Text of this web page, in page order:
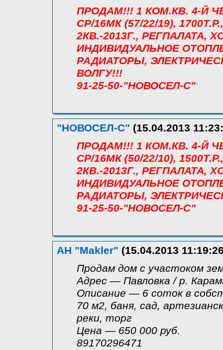
ПРОДАМ!!! 1 КОМ.КВ. 4-Й
СР/16МК (57/22/19),
2КВ.-2013Г., РЕГПАЛАТА,
ИНДИВИДУАЛЬНОЕ
РАДИАТОРЫ,
ВОЛГУ!!!
91-25-50-"НОВОСЕЛ-С"
"НОВОСЕЛ-С" (15.04.2013
ПРОДАМ!!! 1 КОМ.КВ. 4-Й
СР/16МК (50/22/10),
2КВ.-2013Г., РЕГПАЛАТА,
ИНДИВИДУАЛЬНОЕ
РАДИАТОРЫ,
91-25-50-"НОВОСЕЛ-С"
АН "Makler" (15.04.2013
Продам дом с участоком
Адрес — Павловка / р.
Описание — 6 соток в
70 м2, баня, сад,
реки, торг
Цена — 650 000 руб.
89170296471